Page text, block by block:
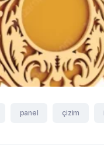
panel çizim